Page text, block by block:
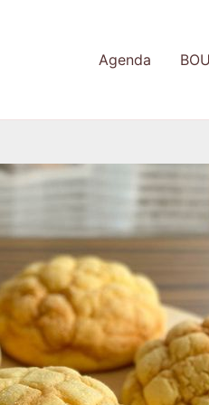
Agenda